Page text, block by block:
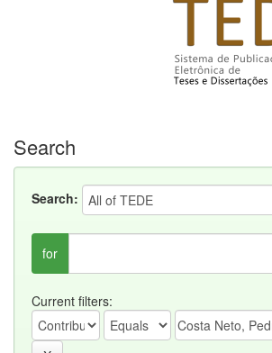
Search
Search:
for
Current filters: